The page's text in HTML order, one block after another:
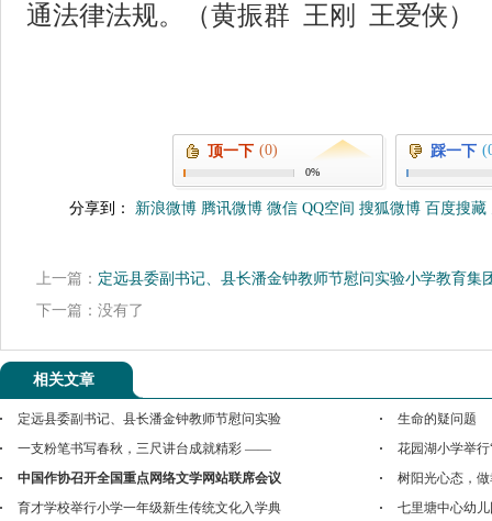
通法律法规。（黄振群 王刚 王爱侠）
顶一下 (0)
0%
踩一下
分享到： 新浪微博 腾讯微博 微信 QQ空间 搜狐微博 百度搜藏
上一篇： 定远县委副书记、县长潘金钟教师节慰问实验小学教育集
下一篇：没有了
相关文章
定远县委副书记、县长潘金钟教师节慰问实验
生命的疑问题
一支粉笔书写春秋，三尺讲台成就精彩 ——
花园湖小学举
中国作协召开全国重点网络文学网站联席会议
树阳光心态，
育才学校举行小学一年级新生传统文化入学典
七里塘中心幼